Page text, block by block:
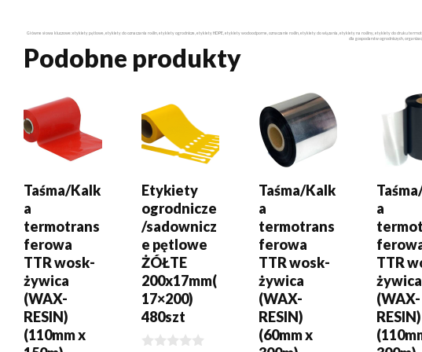
Główne słowa kluczowe: etykiety pętlowe, etykiety do oznaczania roślin, etykiety ogrodnicze, etykiety HDPE, etykiety wodoodporne, oznaczanie roślin, etykiety do wiązania, etykiety na rośliny, etykiety do druku
dla gospodarstw ogrodniczych,
Podobne produkty
Taśma/Kalk
a
termotrans
ferowa
TTR wosk-
żywica
(WAX-
RESIN)
(110mm x
DODAJ DO
KOSZYKA
Etykiety
ogrodnicze
/sadownicz
e pętlowe
ŻÓŁTE
200x17mm(
17×200)
480szt
DODAJ DO
KOSZYKA
Taśma/Kalk
a
termotrans
ferowa
TTR wosk-
żywica
(WAX-
RESIN)
(60mm x
a
TTR
żywica
(WAX-
RESIN)